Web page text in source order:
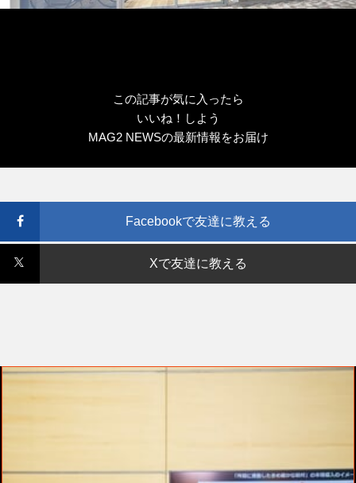
この記事が気に入ったら
いいね！しよう
MAG2 NEWSの最新情報をお届け
Facebookで友達に教える
Xで友達に教える